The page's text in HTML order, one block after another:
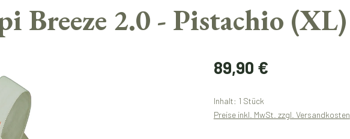
Breeze 2.0 - Pistachio (XL)
Regulärer Preis:
89,90 €
Inhalt: 1 Stück
Preise inkl. MwSt. zzgl. Versandkosten